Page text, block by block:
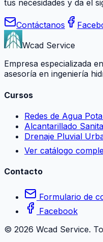
tus necesidades y da el
Contáctanos
Wcad Service
Empresa especializada
asesoría en ingeniería
Cursos
Redes de Agua
Alcantarillado
Drenaje Pluvial
Ver catálogo
Contacto
Formulario de
Facebook
© 2026 Wcad Service.